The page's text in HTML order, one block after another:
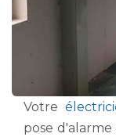
Votre
pose